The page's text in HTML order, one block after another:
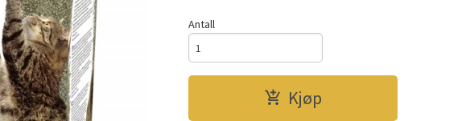
Antall
Kjøp